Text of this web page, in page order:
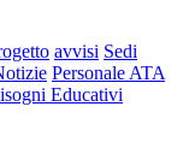
avvisi Sedi
Personale ATA
Educativi